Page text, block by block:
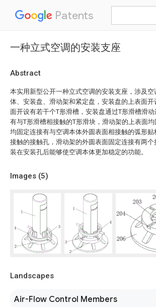
Patents
一种立式空调的安装支座
Abstract
本实用新型公开一种立式空调的安装支座，涉及
体、安装盘、滑动架和紧定盘，安装盘的上表面
面开设有若干个T形滑槽，安装盘通过T形滑槽滑
有与T形滑槽相接触的T形滑块，滑动架的上表面
均固定连接有与空调本体外圆表面相接触的弧形
接触的接触孔，滑动架的外圆表面固定连接有两
装在安装孔后能够使空调本体更加稳定的功能。
Images (5)
Landscapes
Air-Flow Control Members